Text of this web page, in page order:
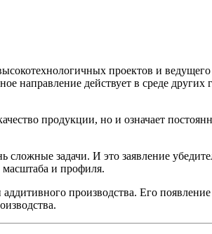
проектов и
направление действует в среде других
продукции, но и означает
сложные задачи. И это заявление
масштаба и профиля.
производства. Его